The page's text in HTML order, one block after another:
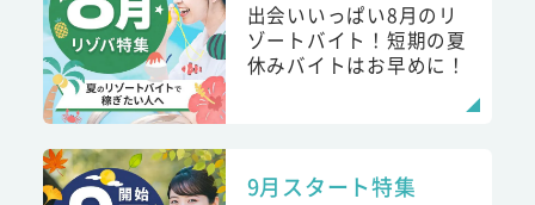
出会いいっぱい8月のリ
ゾートバイト！短期の夏
休みバイトはお早めに！
9月スタート特集